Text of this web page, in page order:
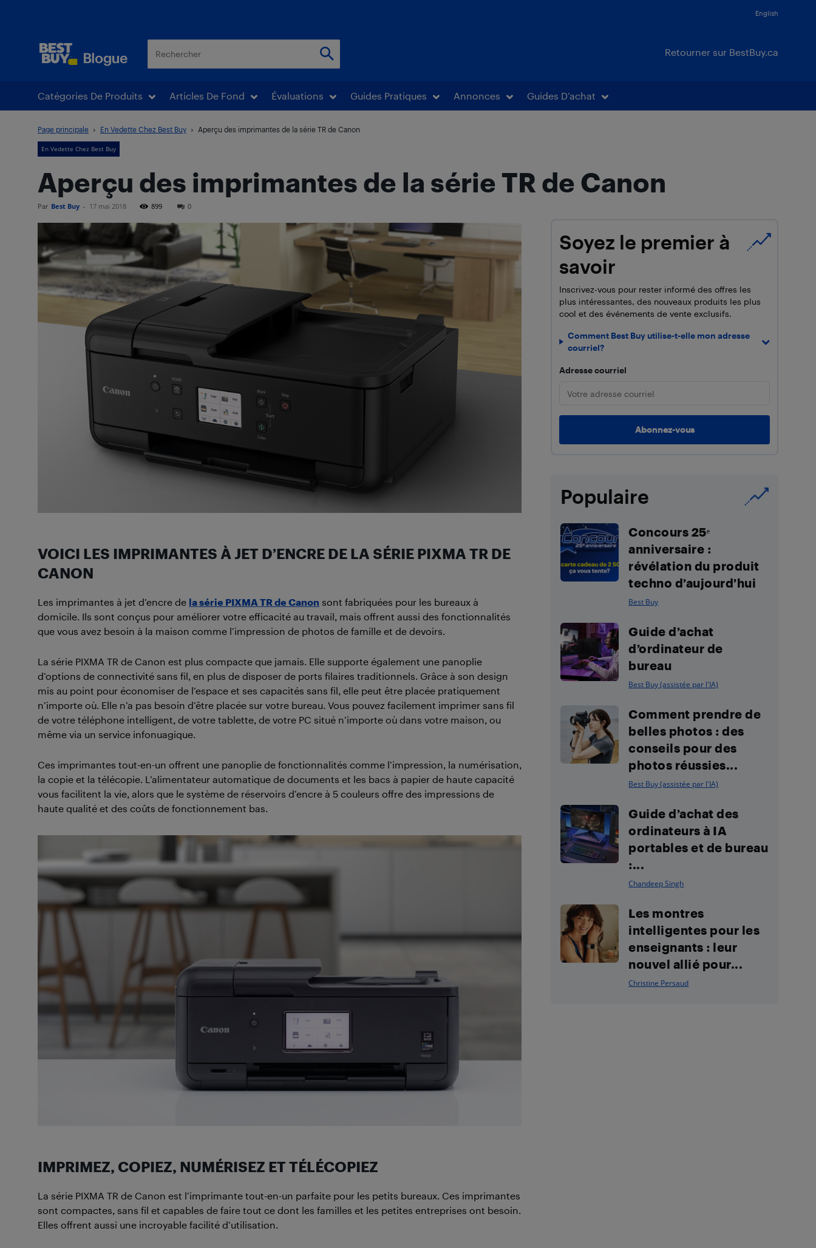
English
Retourner sur BestBuy.ca
Catégories De Produits Articles De Fond Évaluations Guides Pratiques Annonces Guides D’achat
Page principale En Vedette Chez Best Buy Aperçu des imprimantes de la série TR de Canon
En Vedette Chez Best Buy
Aperçu des imprimantes de la série TR de Canon
Par Best Buy - 17 mai 2018 899 0
VOICI LES IMPRIMANTES À JET D’ENCRE DE LA SÉRIE PIXMA TR DE
CANON
Les imprimantes à jet d’encre de la série PIXMA TR de Canon sont fabriquées pour les bureaux à
domicile. Ils sont conçus pour améliorer votre efficacité au travail, mais offrent aussi des fonctionnalités
que vous avez besoin à la maison comme l’impression de photos de famille et de devoirs.
La série PIXMA TR de Canon est plus compacte que jamais. Elle supporte également une panoplie
d’options de connectivité sans fil, en plus de disposer de ports filaires traditionnels. Grâce à son design
mis au point pour économiser de l’espace et ses capacités sans fil, elle peut être placée pratiquement
n’importe où. Elle n’a pas besoin d’être placée sur votre bureau. Vous pouvez facilement imprimer sans fil
de votre téléphone intelligent, de votre tablette, de votre PC situé n’importe où dans votre maison, ou
même via un service infonuagique.
Ces imprimantes tout-en-un offrent une panoplie de fonctionnalités comme l’impression, la numérisation,
la copie et la télécopie. L’alimentateur automatique de documents et les bacs à papier de haute capacité
vous facilitent la vie, alors que le système de réservoirs d’encre à 5 couleurs offre des impressions de
haute qualité et des coûts de fonctionnement bas.
IMPRIMEZ, COPIEZ, NUMÉRISEZ ET TÉLÉCOPIEZ
La série PIXMA TR de Canon est l’imprimante tout-en-un parfaite pour les petits bureaux. Ces imprimantes
sont compactes, sans fil et capables de faire tout ce dont les familles et les petites entreprises ont besoin.
Elles offrent aussi une incroyable facilité d’utilisation.
Soyez le premier à
savoir
Inscrivez-vous pour rester informé des offres les
plus intéressantes, des nouveaux produits les plus
cool et des événements de vente exclusifs.
Comment Best Buy utilise-t-elle mon adresse
courriel?
Adresse courriel
Populaire
Concours 25ᵉ
anniversaire :
révélation du produit
techno d’aujourd’hui
Best Buy
Guide d’achat
d’ordinateur de
bureau
Best Buy (assistée par l'IA)
Comment prendre de
belles photos : des
conseils pour des
photos réussies...
Best Buy (assistée par l'IA)
Guide d’achat des
ordinateurs à IA
portables et de bureau
:...
Chandeep Singh
Les montres
intelligentes pour les
enseignants : leur
nouvel allié pour...
Christine Persaud